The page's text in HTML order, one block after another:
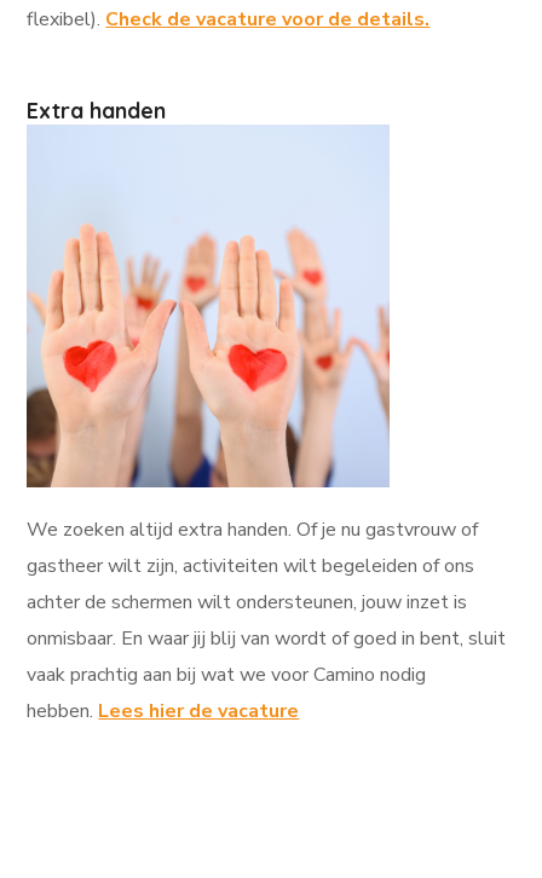
flexibel). Check de vacature voor de details.
Extra handen
We zoeken altijd extra handen. Of je nu gastvrouw of
gastheer wilt zijn, activiteiten wilt begeleiden of ons
achter de schermen wilt ondersteunen, jouw inzet is
onmisbaar. En waar jij blij van wordt of goed in bent, sluit
vaak prachtig aan bij wat we voor Camino nodig
hebben. Lees hier de vacature